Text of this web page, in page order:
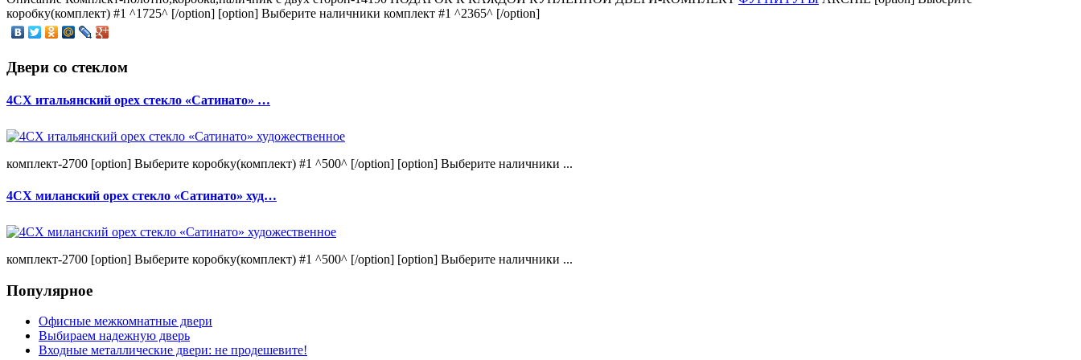
коробку(комплект) #1 ^1725^ [/option] [option] Выберите наличники комплект #1 ^2365^ [/option]
Двери со стеклом
4CХ итальянский орех стекло «Сатинато» …
комплект-2700 [option] Выберите коробку(комплект) #1 ^500^ [/option] [option] Выберите наличники ...
4CХ миланский орех стекло «Сатинато» худ…
комплект-2700 [option] Выберите коробку(комплект) #1 ^500^ [/option] [option] Выберите наличники ...
Популярное
Офисные межкомнатные двери
Выбираем надежную дверь
Входные металлические двери: не продешевите!